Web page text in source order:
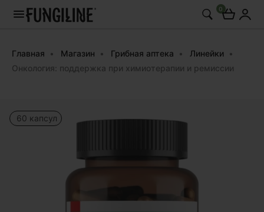
0
Главная Магазин Грибная аптека
Линейки
Онкология: поддержка при химиотерапии и ремиссии
60 капсул